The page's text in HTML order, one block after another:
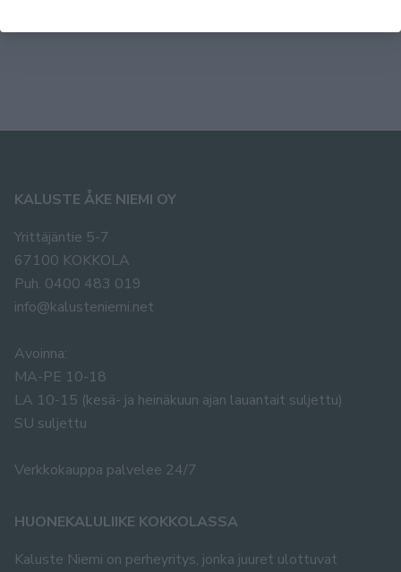
KALUSTE ÅKE NIEMI OY
Yrittäjäntie 5-7
67100 KOKKOLA
Puh. 0400 483 019
info@kalusteniemi.net
Avoinna:
MA-PE 10-18
LA 10-15 (kesä- ja heinäkuun ajan lauantait suljettu)
SU suljettu
Verkkokauppa palvelee 24/7
HUONEKALULIIKE KOKKOLASSA
Kaluste Niemi on perheyritys, jonka juuret ulottuvat